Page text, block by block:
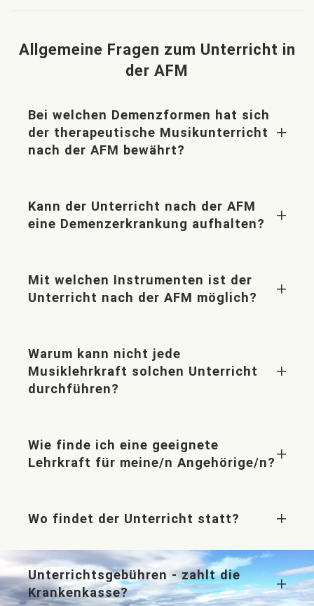
Allgemeine Fragen zum Unterricht in
der AFM
Bei welchen Demenzformen hat sich
der therapeutische Musikunterricht
nach der AFM bewährt?
Kann der Unterricht nach der AFM
eine Demenzerkrankung aufhalten?
Mit welchen Instrumenten ist der
Unterricht nach der AFM möglich?
Warum kann nicht jede
Musiklehrkraft solchen Unterricht
durchführen?
Wie finde ich eine geeignete
Lehrkraft für meine/n Angehörige/n?
Wo findet der Unterricht statt?
Unterrichtsgebühren - zahlt die
Krankenkasse?